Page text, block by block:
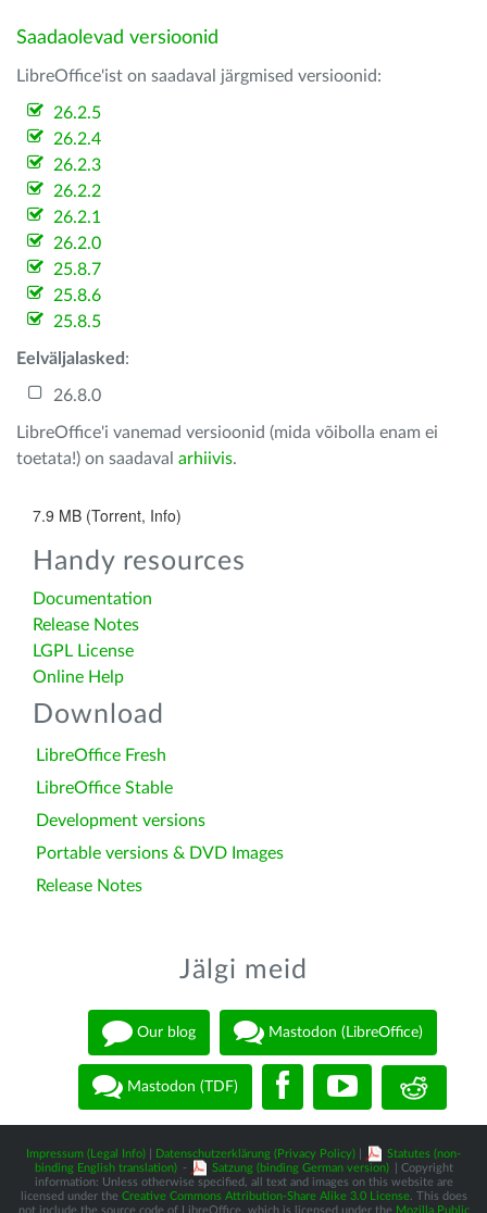
Saadaolevad versioonid
LibreOffice'ist on saadaval järgmised versioonid:
26.2.5
26.2.4
26.2.3
26.2.2
26.2.1
26.2.0
25.8.7
25.8.6
25.8.5
Eelväljalasked :
26.8.0
LibreOffice'i vanemad versioonid (mida võibolla enam ei
toetata!) on saadaval arhiivis.
7.9 MB (Torrent, Info)
Handy resources
Documentation
Release Notes
LGPL License
Online Help
Download
LibreOffice Fresh
LibreOffice Stable
Development versions
Portable versions & DVD Images
Release Notes
Jälgi meid
Our blog Mastodon (LibreOffice)
Mastodon (TDF)
Impressum (Legal Info) Datenschutzerklärung (Privacy Policy)
Statutes (non-
binding English translation) - Satzung (binding German version)
| Copyright
information: Unless otherwise specified, all text and images on this website are
licensed under the Creative Commons Attribution-Share Alike 3.0 License. This does
not include the source code of LibreOffice, which is licensed under the Mozilla Public